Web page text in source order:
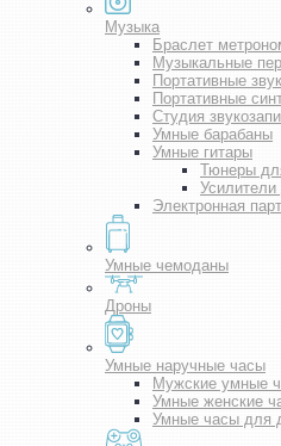
Музыка
Браслет
Музыкальные
Портативные
Портативные
Студия
Умные барабаны
Умные гитары
Тюнеры
Электронная
Умные чемоданы
Дроны
Умные наручные часы
Мужские умные
Умные женские
Умные часы для